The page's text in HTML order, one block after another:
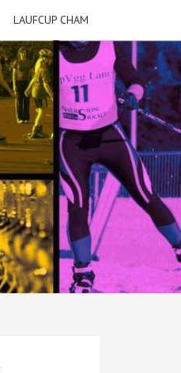
LAUFCUP CHAM